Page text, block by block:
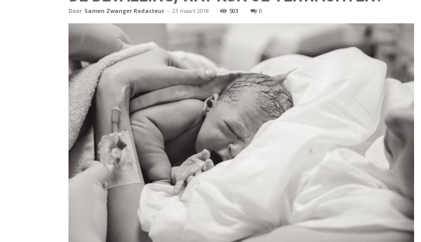
Door Samen Zwanger Redacteur - 23 maart 2018 503 0